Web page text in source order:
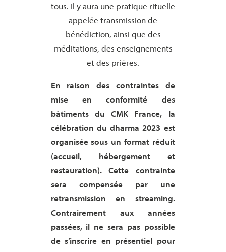
tous. Il y aura une pratique rituelle
appelée transmission de
bénédiction, ainsi que des
méditations, des enseignements
et des prières.
En raison des contraintes de
mise en conformité des
bâtiments du CMK France, la
célébration du dharma 2023 est
organisée sous un format réduit
(accueil, hébergement et
restauration). Cette contrainte
sera compensée par une
retransmission en streaming.
Contrairement aux années
passées, il ne sera pas possible
de s’inscrire en présentiel pour